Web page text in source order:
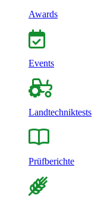
Awards
Events
Landtechniktests
Prüfberichte